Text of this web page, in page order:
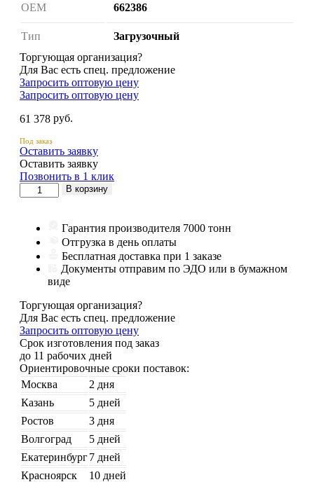
ОЕМ 662386
Тип
Загрузочный
Торгующая организация?
Для Вас есть спец. предложение
Запросить оптовую цену
Запросить оптовую цену
61 378 руб.
Под заказ
Оставить заявку
Оставить заявку
Позвонить в 1 клик
Количество
товара
662386
В корзину
Гарантия производителя 7000 тонн
Отгрузка в день оплаты
Бесплатная доставка при 1 заказе
Документы отправим по ЭДО или в бумажном
виде
Торгующая организация?
Для Вас есть спец. предложение
Запросить оптовую цену
Срок изготовления под заказ
до 11 рабочих дней
Ориентировочные сроки поставок:
Москва
2 дня
Казань
5 дней
Ростов
3 дня
Волгоград
5 дней
Екатеринбург7 дней
Красноярск
10 дней